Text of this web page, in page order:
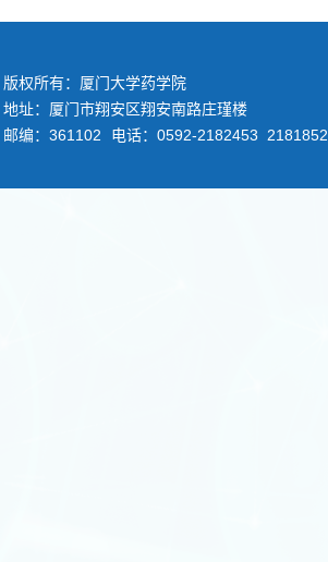
版权所有：厦门大学药学院
地址：厦门市翔安区翔安南路庄瑾楼
邮编：361102
电话：0592-2182453 2181852